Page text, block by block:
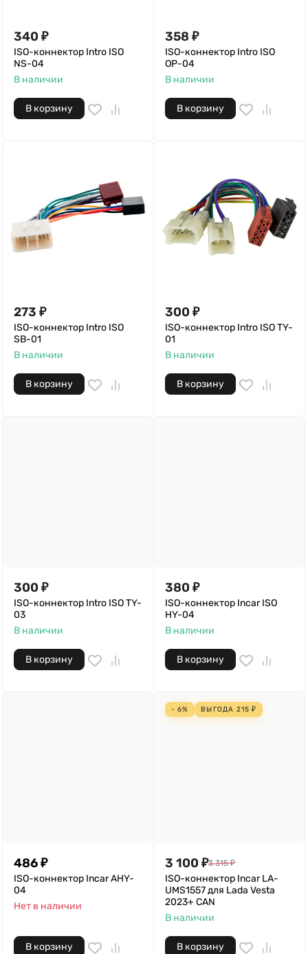
340 ₽
ISO-коннектор Intro ISO
NS-04
В наличии
В корзину
358 ₽
ISO-коннектор Intro ISO
OP-04
В наличии
В корзину
273 ₽
ISO-коннектор Intro ISO
SB-01
В наличии
В корзину
300 ₽
ISO-коннектор Intro ISO TY-
01
В наличии
В корзину
300 ₽
ISO-коннектор Intro ISO TY-
03
В наличии
В корзину
380 ₽
ISO-коннектор Incar ISO
HY-04
В наличии
В корзину
486₽
ISO-коннектор Incar AHY-
04
Нет в наличии
В корзину
- 6% ВЫГОДА 215 ₽
3 100 ₽3 315 ₽
ISO-коннектор Incar LA-
UMS1557 для Lada Vesta
2023+ CAN
В наличии
В корзину